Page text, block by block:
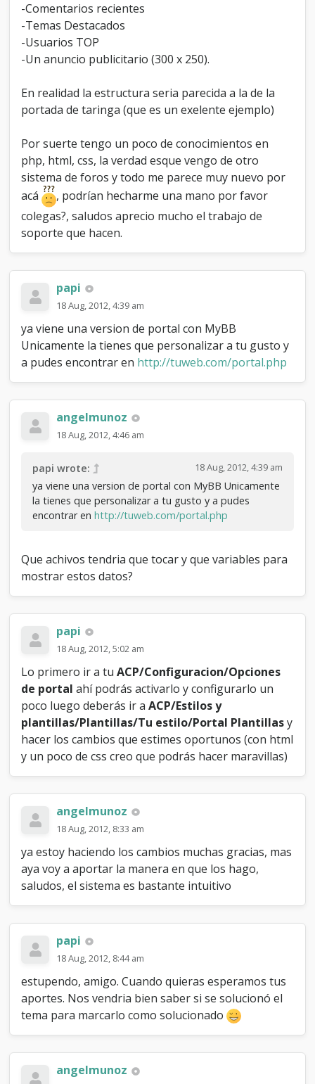
-Comentarios recientes
-Temas Destacados
-Usuarios TOP
-Un anuncio publicitario (300 x 250).
En realidad la estructura seria parecida a la de la
portada de taringa (que es un exelente ejemplo)
Por suerte tengo un poco de conocimientos en
php, html, css, la verdad esque vengo de otro
sistema de foros y todo me parece muy nuevo por
acá
, podrían hecharme una mano por favor
colegas?, saludos aprecio mucho el trabajo de
soporte que hacen.
papi
18 Aug, 2012, 4:39 am
ya viene una version de portal con MyBB
Unicamente la tienes que personalizar a tu gusto y
a pudes encontrar en http://tuweb.com/portal.php
angelmunoz
18 Aug, 2012, 4:46 am
18 Aug, 2012, 4:39 am
papi wrote:
ya viene una version de portal con MyBB Unicamente
la tienes que personalizar a tu gusto y a pudes
encontrar enhttp://tuweb.com/portal.php
Que achivos tendria que tocar y que variables para
mostrar estos datos?
papi
18 Aug, 2012, 5:02 am
Lo primero ir a tuACP/Configuracion/Opciones
de portal ahí podrás activarlo y configurarlo un
poco luego deberás ir aACP/Estilos y
plantillas/Plantillas/Tu estilo/Portal Plantillasy
hacer los cambios que estimes oportunos (con html
y un poco de css creo que podrás hacer maravillas)
angelmunoz
18 Aug, 2012, 8:33 am
ya estoy haciendo los cambios muchas gracias, mas
aya voy a aportar la manera en que los hago,
saludos, el sistema es bastante intuitivo
papi
18 Aug, 2012, 8:44 am
estupendo, amigo. Cuando quieras esperamos tus
aportes. Nos vendria bien saber si se solucionó el
tema para marcarlo como solucionado
angelmunoz